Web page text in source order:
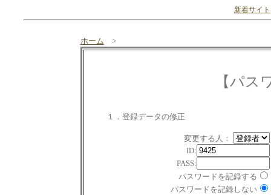
新着サイト
ホーム >
【パス
１．登録データの修正
変更する人：
ID:
PASS:
パスワードを記録する
パスワードを記録しない